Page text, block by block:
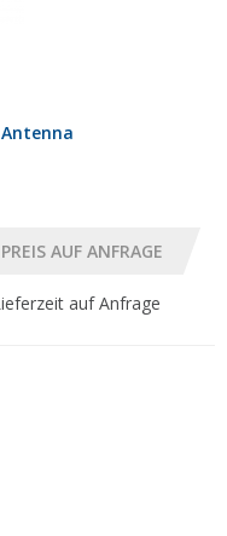
auf Anfrage